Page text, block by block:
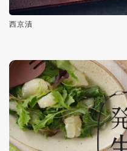
西京漬